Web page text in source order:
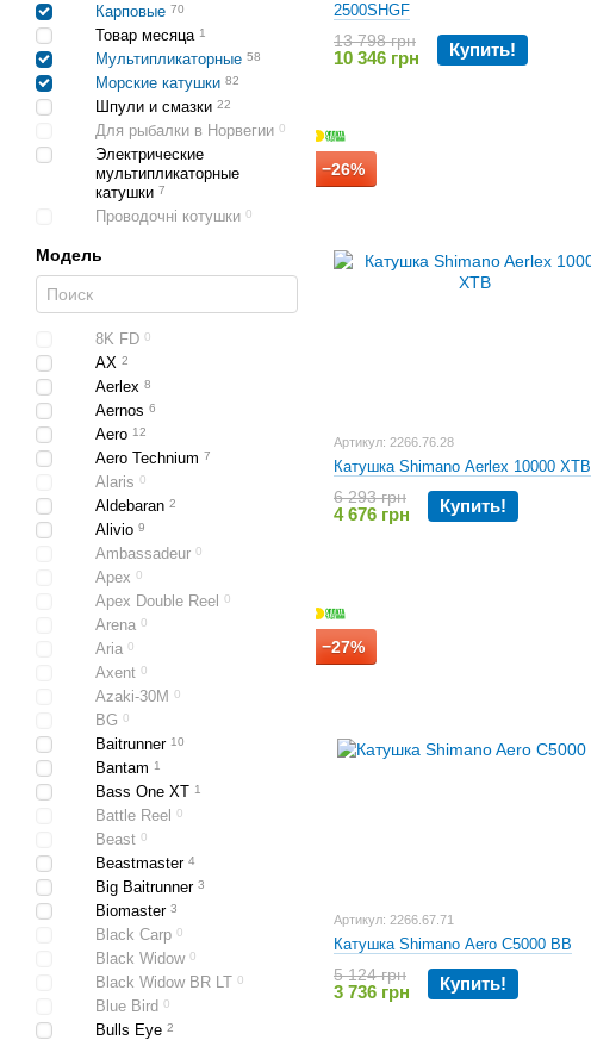
2500SHGF
13 798 грн
10 346 грн Купить!
−26%
Артикул: 2266.76.28
Катушка Shimano Aerlex 10000 XTB
6 293 грн
4 676 грн Купить!
−27%
Артикул: 2266.67.71
Катушка Shimano Aero C5000 BB
5 124 грн
3 736 грн Купить!
Карповые 70
Товар месяца 1
Мультипликаторные 58
Морские катушки 82
Шпули и смазки 22
Для рыбалки в Норвегии 0
Электрические
мультипликаторные
катушки 7
Проводочні котушки 0
Модель
8K FD 0
AX 2
Aerlex 8
Aernos 6
Aero 12
Aero Technium 7
Alaris 0
Aldebaran 2
Alivio 9
Ambassadeur 0
Apex 0
Apex Double Reel 0
Arena 0
Aria 0
Axent 0
Azaki-30M 0
BG 0
Baitrunner 10
Bantam 1
Bass One XT 1
Battle Reel 0
Beast 0
Beastmaster 4
Big Baitrunner 3
Biomaster 3
Black Carp 0
Black Widow 0
Black Widow BR LT 0
Blue Bird 0
Bulls Eye 2